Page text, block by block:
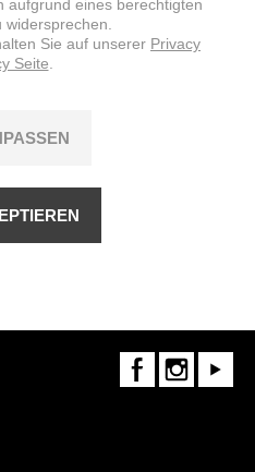
FaceBookInstagramYoutube
aufgrund eines berechtigten
Sie auf unserer Privacy
Seite